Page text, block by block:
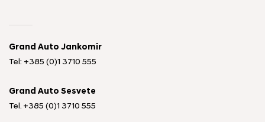
Grand Auto Jankomir
Tel: +385 (0)1 3710 555
Grand Auto Sesvete
Tel. +385 (0)1 3710 555